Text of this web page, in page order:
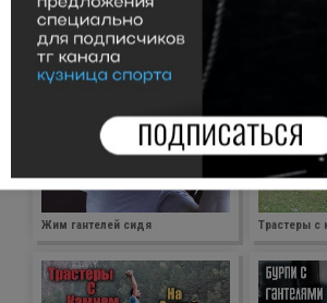
Жим рывковым хватом из-за
головы
Заброс
Жим гантелей сидя Трастеры с